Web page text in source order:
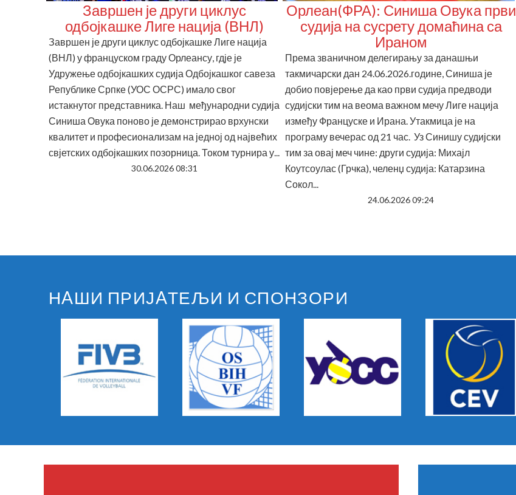
Завршен је други циклус
одбојкашке Лиге нација (ВНЛ)
Завршен је други циклус одбојкашке Лиге нација
(ВНЛ) у француском граду Орлеансу, гдје је
Удружење одбојкашких судија Одбојкашког савеза
Републике Српке (УОС ОСРС) имало свог
истакнутог представника. Наш међународни судија
Синиша Овука поново је демонстрирао врхунски
квалитет и професионализам на једној од највећих
свјетских одбојкашких позорница. Током турнира у...
30.06.2026 08:31
Орлеан(ФРА): Синиша Овука први
судија на сусрету домаћина са
Ираном
Према званичном делегирању за данашњи
такмичарски дан 24.06.2026.године, Синиша је
добио повјерење да као први судија предводи
судијски тим на веома важном мечу Лиге нација
између Француске и Ирана. Утакмица је на
програму вечерас од 21 час. Уз Синишу судијски
тим за овај меч чине: други судија: Михајл
Коутсоулас (Грчка), челенџ судија: Катарзина
Сокол...
24.06.2026 09:24
НAШИ ПРИЈAТЕЉИ И СПОНЗОРИ